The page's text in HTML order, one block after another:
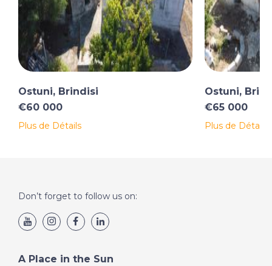
Ostuni, Brindisi
€60 000
Plus de Détails
Ostuni,
€65 000
Plus de Détails
Don’t forget to follow us on:
A Place in the Sun